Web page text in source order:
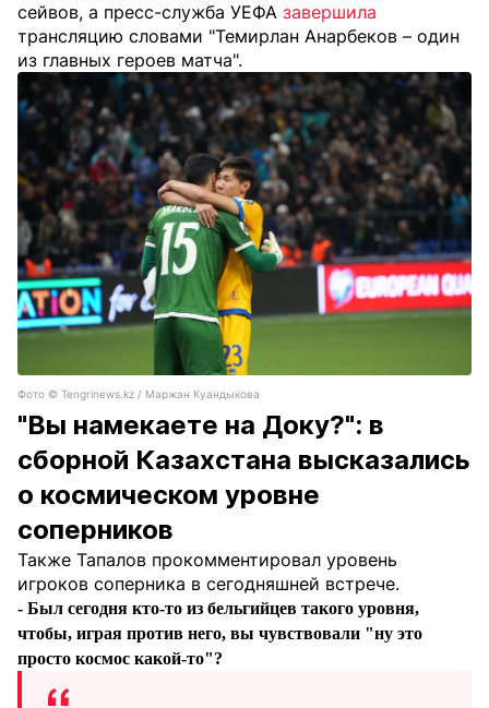
сейвов, а пресс-служба УЕФА завершила
трансляцию словами "Темирлан Анарбеков – один
из главных героев матча".
Фото ©️ Tengrinews.kz / Маржан Куандыкова
"Вы намекаете на Доку?": в
сборной Казахстана высказались
о космическом уровне
соперников
Также Тапалов прокомментировал уровень
игроков соперника в сегодняшней встрече.
- Был сегодня кто-то из бельгийцев такого уровня,
чтобы, играя против него, вы чувствовали "ну это
просто космос какой-то"?